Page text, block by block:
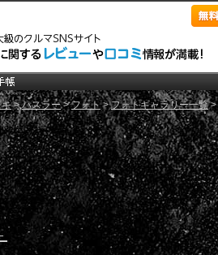
>ハスラー>フォト>フォトギャラリー一覧>